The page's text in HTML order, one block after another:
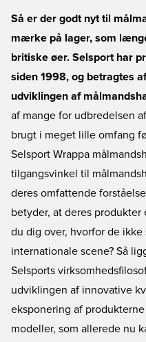
Så er der godt nyt til
mærke på lager, som
britiske øer. Selsport har
siden 1998, og betragtes
udviklingen af
af mange for udbredelsen
brugt i meget lille omfang
Selsport Wrappa
tilgangsvinkel til
deres omfattende
betyder, at deres produkter
du dig over, hvorfor de ikke
internationale scene? Så
Selsports
udviklingen af innovative
eksponering af
modeller, som allerede nu